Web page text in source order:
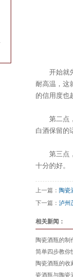
开始就
耐高温，这
的信用度也
第二点
白酒保留的
第三点
十分的好。
上一篇： 陶瓷
下一篇： 泸州
相关新闻：
陶瓷酒瓶的制
简单四步教你
陶瓷酒瓶的收
瓷酒瓶与陶瓷